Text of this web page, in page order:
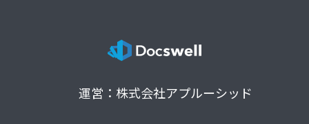
運営：株式会社アプルーシッド